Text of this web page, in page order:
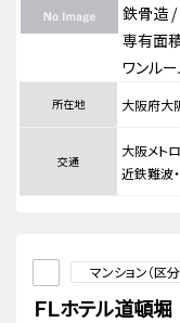
鉄骨造
専有面
ワンル
所在地 大阪府大
交通
大阪メト
近鉄難波
マンション（区
ＦＬホテル道頓堀